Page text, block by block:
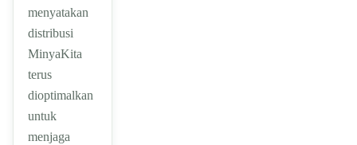
menyatakan
distribusi
MinyaKita
terus
dioptimalkan
untuk
menjaga